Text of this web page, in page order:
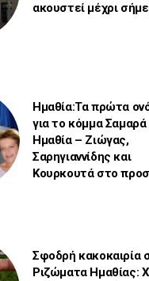
ακουστεί μέχρι
Ημαθία:Τα πρώτα
για το κόμμα Σαμαρά
Ημαθία – Ζιώγας,
Σαρηγιαννίδης και
Κουρκουτά στο
Σφοδρή κακοκαιρία
Ριζώματα Ημαθίας: